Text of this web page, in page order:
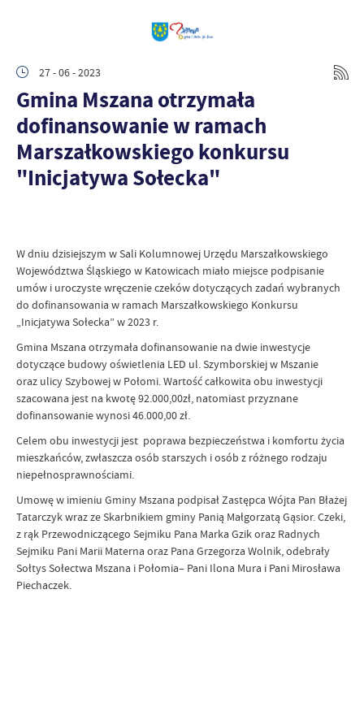
27 - 06 - 2023
Gmina Mszana otrzymała
dofinansowanie w ramach
Marszałkowskiego konkursu
"Inicjatywa Sołecka"
W dniu dzisiejszym w Sali Kolumnowej Urzędu Marszałkowskiego
Województwa Śląskiego w Katowicach miało miejsce podpisanie
umów i uroczyste wręczenie czeków dotyczących zadań wybranych
do dofinansowania w ramach Marszałkowskiego Konkursu
„Inicjatywa Sołecka” w 2023 r.
Gmina Mszana otrzymała dofinansowanie na dwie inwestycje
dotyczące budowy oświetlenia LED ul. Szymborskiej w Mszanie
oraz ulicy Szybowej w Połomi. Wartość całkowita obu inwestycji
szacowana jest na kwotę 92.000,00zł, natomiast przyznane
dofinansowanie wynosi 46.000,00 zł.
Celem obu inwestycji jest poprawa bezpieczeństwa i komfortu życia
mieszkańców, zwłaszcza osób starszych i osób z różnego rodzaju
niepełnosprawnościami.
Umowę w imieniu Gminy Mszana podpisał Zastępca Wójta Pan Błażej
Tatarczyk wraz ze Skarbnikiem gminy Panią Małgorzatą Gąsior. Czeki,
z rąk Przewodniczącego Sejmiku Pana Marka Gzik oraz Radnych
Sejmiku Pani Marii Materna oraz Pana Grzegorza Wolnik, odebrały
Sołtys Sołectwa Mszana i Połomia– Pani Ilona Mura i Pani Mirosława
Piechaczek.